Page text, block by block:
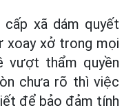
cấp xã dám quyết
xoay xở trong mọi
vượt thẩm quyền
chưa rõ thì việc
để bảo đảm tính